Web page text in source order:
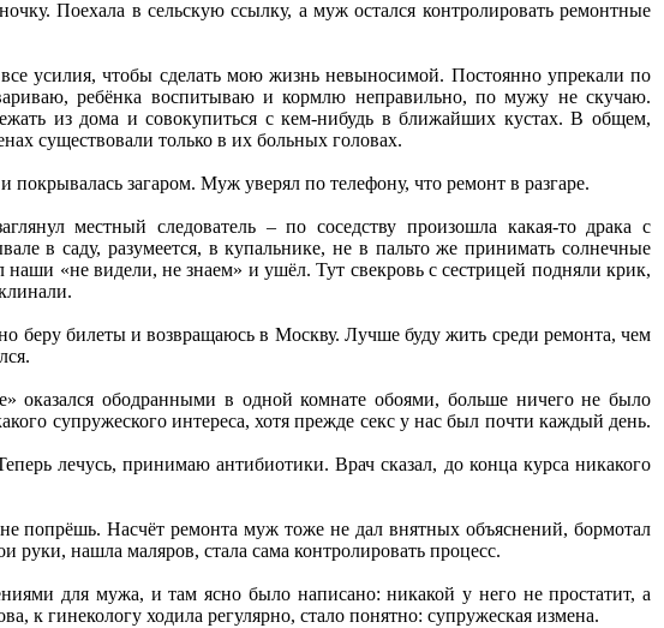
Поехала в сельскую ссылку, а муж остался контролировать ремонтные
усилия, чтобы сделать мою жизнь невыносимой. Постоянно упрекали по
ребёнка воспитываю и кормлю неправильно, по мужу не скучаю.
из дома и совокупиться с кем-нибудь в ближайших кустах. В общем,
существовали только в их больных головах.
покрывалась загаром. Муж уверял по телефону, что ремонт в разгаре.
местный следователь – по соседству произошла какая-то драка с
в саду, разумеется, в купальнике, не в пальто же принимать солнечные
«не видели, не знаем» и ушёл. Тут свекровь с сестрицей подняли крик,
беру билеты и возвращаюсь в Москву. Лучше буду жить среди ремонта, чем
оказался ободранными в одной комнате обоями, больше ничего не было
супружеского интереса, хотя прежде секс у нас был почти каждый день.
лечусь, принимаю антибиотики. Врач сказал, до конца курса никакого
попрёшь. Насчёт ремонта муж тоже не дал внятных объяснений, бормотал
руки, нашла маляров, стала сама контролировать процесс.
для мужа, и там ясно было написано: никакой у него не простатит, а
к гинекологу ходила регулярно, стало понятно: супружеская измена.